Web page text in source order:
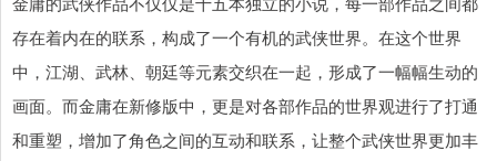
存在着内在的联系，构成了一个有机的武侠世界。在这个世界
中，江湖、武林、朝廷等元素交织在一起，形成了一幅幅生动的
画面。而金庸在新修版中，更是对各部作品的世界观进行了打通
和重塑，增加了角色之间的互动和联系，让整个武侠世界更加丰